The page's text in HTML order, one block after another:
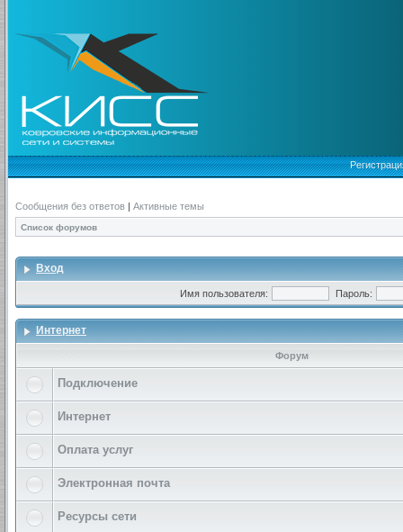
Сообщения без ответов | Активные темы
Список форумов
Вход
Имя пользователя: Пароль:
Интернет
Форум
Подключение
Интернет
Оплата услуг
Электронная почта
Ресурсы сети